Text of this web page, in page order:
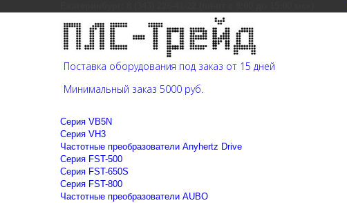
Поставка оборудования под заказ от 15 дней
Минимальный заказ 5000 руб.
Cерия VB5N
Cерия VH3
Частотные преобразователи Anyhertz Drive
Серия FST-500
Серия FST-650S
Серия FST-800
Частотные преобразователи AUBO